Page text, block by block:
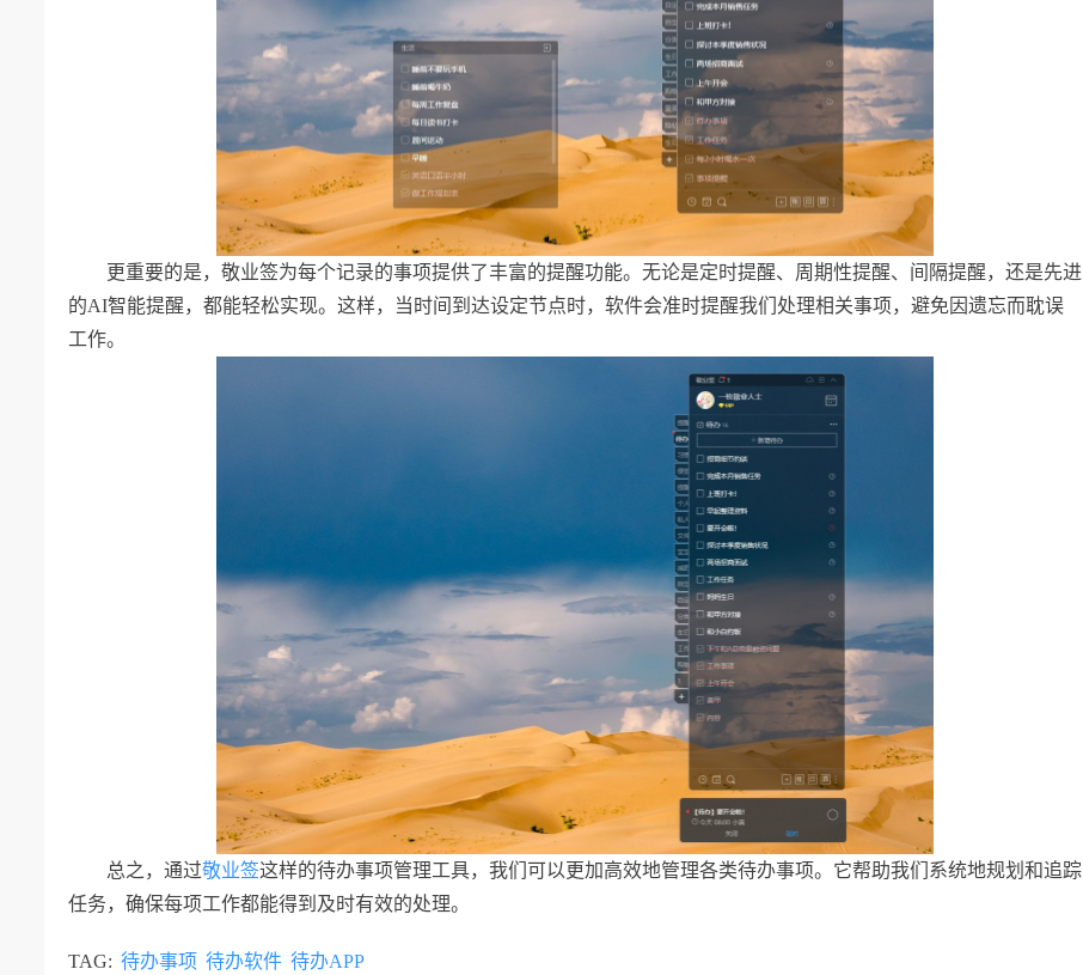
更重要的是，敬业签为每个记录的事项提供了丰富的提醒功能。无论是定时提醒、周期性提醒、间隔提醒，还是先进
的AI智能提醒，都能轻松实现。这样，当时间到达设定节点时，软件会准时提醒我们处理相关事项，避免因遗忘而耽误
工作。
总之，通过敬业签这样的待办事项管理工具，我们可以更加高效地管理各类待办事项。它帮助我们系统地规划和追踪
任务，确保每项工作都能得到及时有效的处理。
TAG: 待办事项 待办软件 待办APP